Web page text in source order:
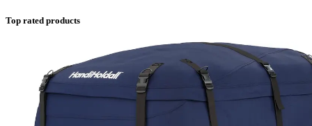
Top rated products